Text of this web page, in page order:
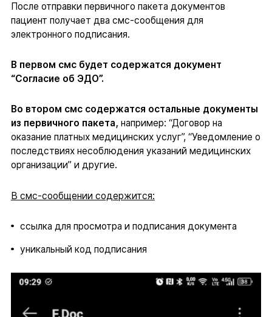
После отправки первичного пакета документов
пациент получает два смс-сообщения для
электронного подписания.
В первом смс будет содержатся документ
“Согласие об ЭДО”.
Во втором смс содержатся остальные документы
из первичного пакета, например: “Договор на
оказание платных медицинских услуг”, “Уведомление о
последствиях несоблюдения указаний медицинских
организации” и другие.
В смс-сообщении содержится:
ссылка для просмотра и подписания документа
уникальный код подписания